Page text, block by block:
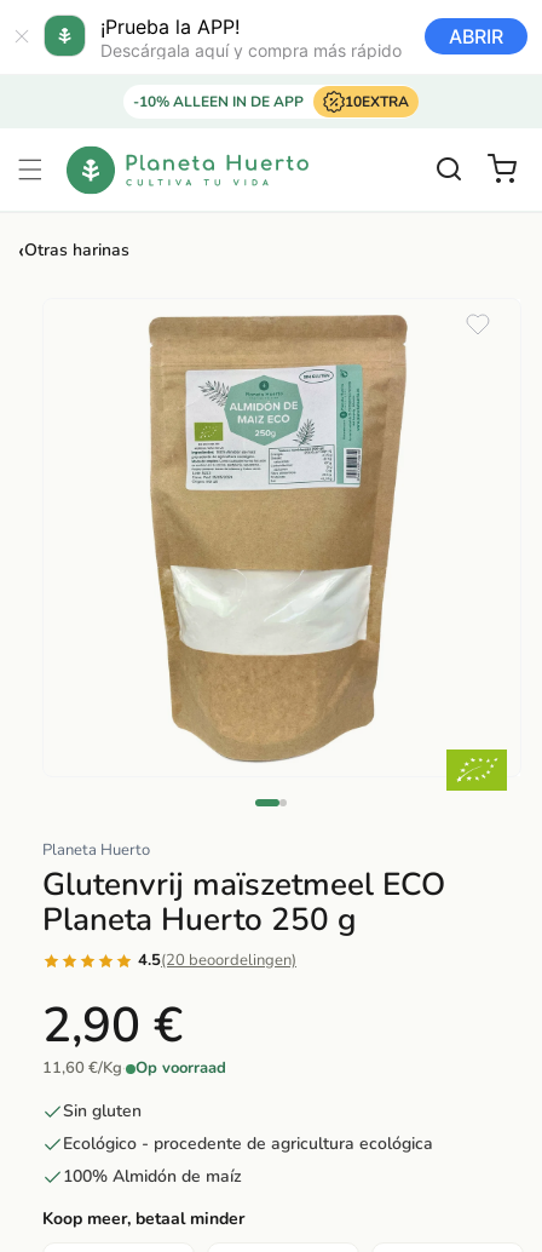
¡Prueba la APP!
Descárgala aquí y compra más rápido
ABRIR
directamente
al contenido
-10% ALLEEN IN DE APP 10EXTRA
Carrito
‹Otras harinas
multimedia
1
en
una
ventana
modal
Planeta Huerto
Glutenvrij maïszetmeel ECO
Planeta Huerto 250 g
4.5(20 beoordelingen)
2,90 €
11,60 €/Kg· Op voorraad
Sin gluten
Ecológico - procedente de agricultura ecológica
100% Almidón de maíz
Koop meer, betaal minder